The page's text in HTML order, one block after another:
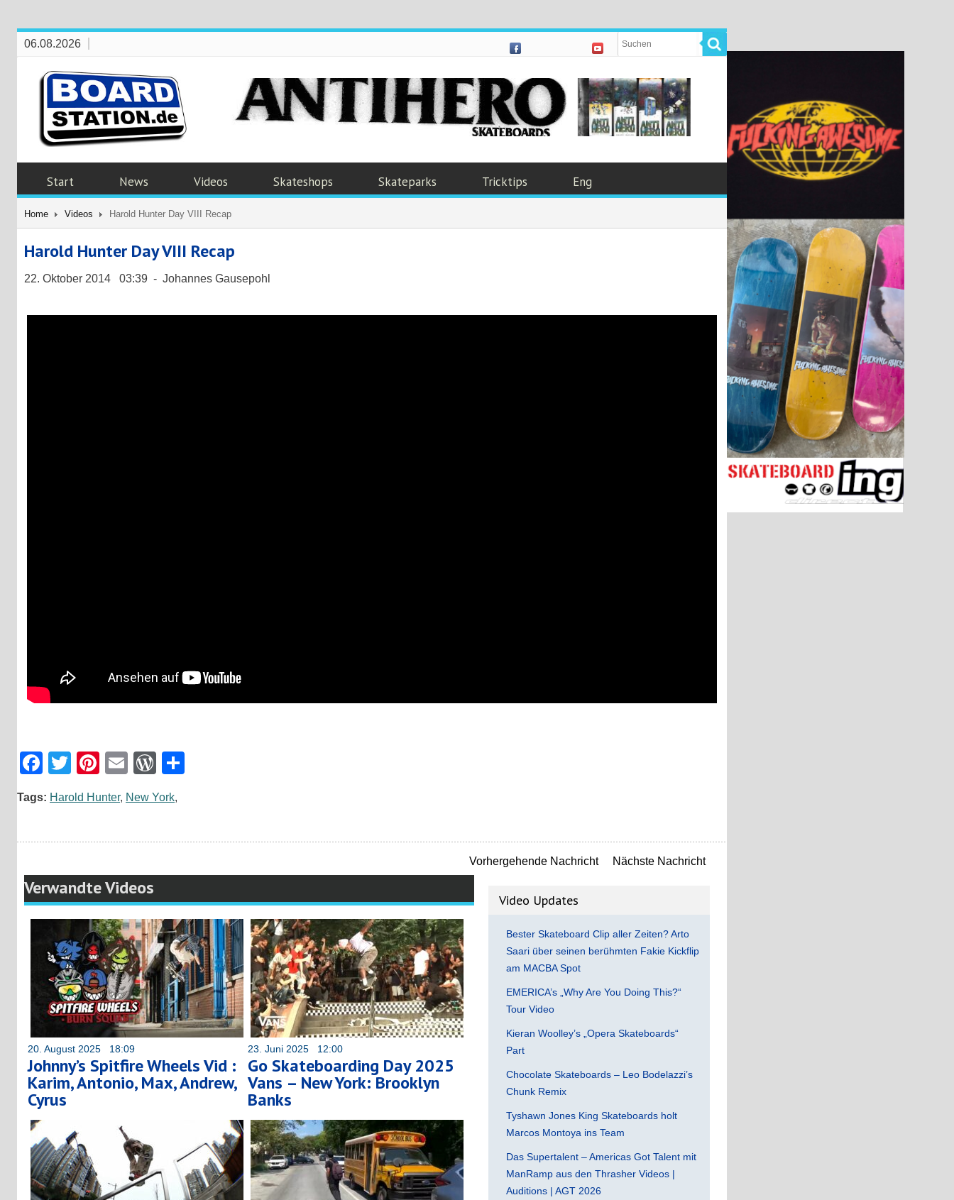
06.08.2026
Start News Videos Skateshops Skateparks Tricktips Eng
Home Videos Harold Hunter Day VIII Recap
Harold Hunter Day VIII Recap
22. Oktober 2014 03:39 - Johannes Gausepohl
Facebook
Twitter
Pinterest
EmailWordPress
Tags: Harold Hunter, New York,
Vorhergehende Nachricht Nächste Nachricht
Verwandte Videos
20. August 2025 18:09
Johnny’s Spitfire Wheels Vid :
Karim, Antonio, Max, Andrew,
Cyrus
23. Juni 2025 12:00
Go Skateboarding Day 2025
Vans – New York: Brooklyn
Banks
Video Updates
Bester Skateboard Clip aller Zeiten? Arto
Saari über seinen berühmten Fakie Kickflip
am MACBA Spot
EMERICA’s „Why Are You Doing This?“
Tour Video
Kieran Woolley’s „Opera Skateboards“
Part
Chocolate Skateboards – Leo Bodelazzi’s
Chunk Remix
Tyshawn Jones King Skateboards holt
Marcos Montoya ins Team
Das Supertalent – Americas Got Talent mit
ManRamp aus den Thrasher Videos |
Auditions | AGT 2026